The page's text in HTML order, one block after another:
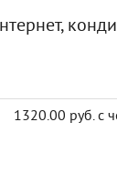
1320.00 руб. с